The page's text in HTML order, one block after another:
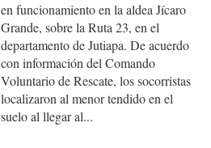
en funcionamiento en la aldea Jícaro
Grande, sobre la Ruta 23, en el
departamento de Jutiapa. De acuerdo
con información del Comando
Voluntario de Rescate, los socorristas
localizaron al menor tendido en el
suelo al llegar al...